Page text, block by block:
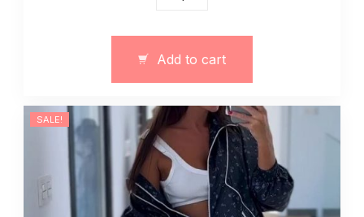
z
bluzą-
gorsetem
quantity
Add to cart
SALE!